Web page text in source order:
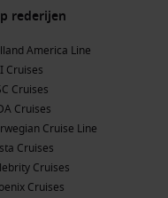
November behoort
van bestemmingen
met lokale festivals en
Vragen over
rederijen
America Line
Cruises
Cruises
Cruises
Cruise Line
Cruises
Cruises
Cruises